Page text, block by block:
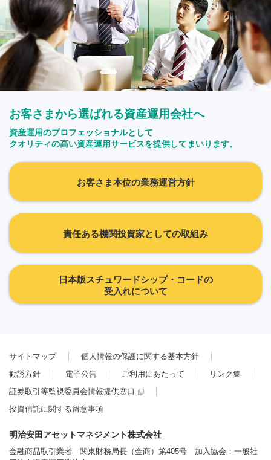
お客さまから選ばれる資産運用会社へ
資産運用のプロフェッショナルとして
クオリティの高い資産運用サービスを提供してまいります。
お客さま本位の業務運営方針
責任ある機関投資家としての取組み
日本版スチュワードシップ・コードの
受入れについて
サイトマップ
個人情報の保護に関する基本方針
勧誘方針
電子公告 ご利用にあたって
リンク集
証券取引等監視委員会情報提供窓口
投資信託に関する留意事項
明治安田アセットマネジメント株式会社
金融商品取引業者 関東財務局長（金商）第405号 加入協会：一般社